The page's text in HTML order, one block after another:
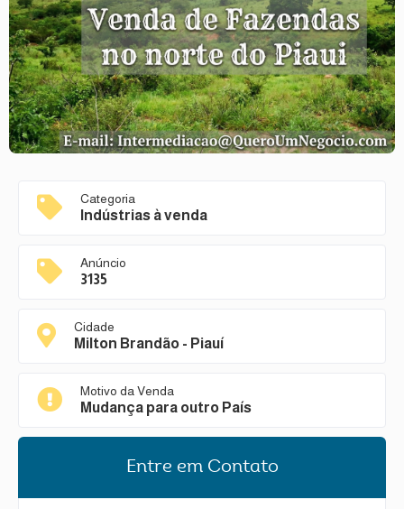
Categoria
Indústrias à venda
Anúncio
3135
Cidade
Milton Brandão - Piauí
Motivo da Venda
Mudança para outro País
Entre em Contato